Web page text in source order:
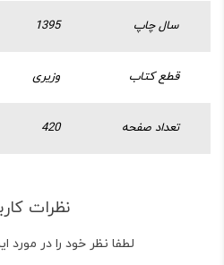
سال چاپ 1395
قطع کتاب وزیری
تعداد صفحه 420
نظرات
لطفا نظر خود را در مورد